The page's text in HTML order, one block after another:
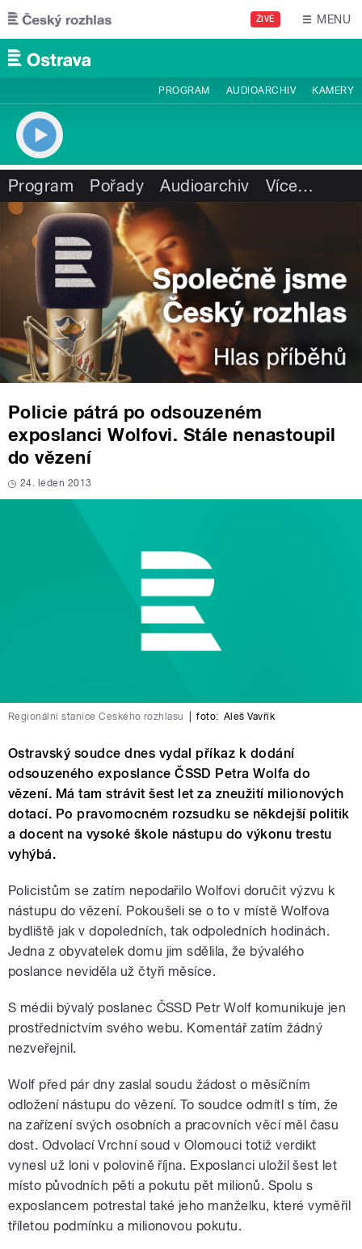
Přejít k hlavnímu obsahu
ŽIVĚ MENU
PROGRAM AUDIOARCHIV KAMERY
Program Pořady Audioarchiv Více…
Policie pátrá po odsouzeném
exposlanci Wolfovi. Stále nenastoupil
do vězení
24. leden 2013
Regionální stanice Českého rozhlasu foto: Aleš Vavřík
Ostravský soudce dnes vydal příkaz k dodání
odsouzeného exposlance ČSSD Petra Wolfa do
vězení. Má tam strávit šest let za zneužití milionových
dotací. Po pravomocném rozsudku se někdejší politik
a docent na vysoké škole nástupu do výkonu trestu
vyhýbá.
Policistům se zatím nepodařilo Wolfovi doručit výzvu k
nástupu do vězení. Pokoušeli se o to v místě Wolfova
bydliště jak v dopoledních, tak odpoledních hodinách.
Jedna z obyvatelek domu jim sdělila, že bývalého
poslance neviděla už čtyři měsíce.
S médii bývalý poslanec ČSSD Petr Wolf komunikuje jen
prostřednictvím svého webu. Komentář zatím žádný
nezveřejnil.
Wolf před pár dny zaslal soudu žádost o měsíčním
odložení nástupu do vězení. To soudce odmítl s tím, že
na zařízení svých osobních a pracovních věcí měl času
dost. Odvolací Vrchní soud v Olomouci totiž verdikt
vynesl už loni v polovině října. Exposlanci uložil šest let
místo původních pěti a pokutu pět milionů. Spolu s
exposlancem potrestal také jeho manželku, které vyměřil
tříletou podmínku a milionovou pokutu.